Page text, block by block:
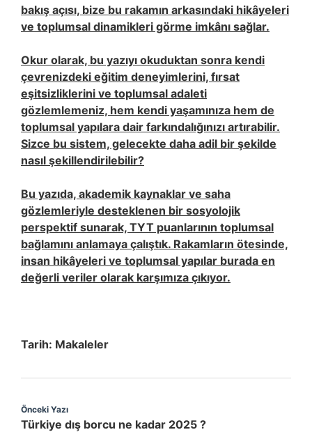
bakış açısı, bize bu rakamın arkasındaki hikâyeleri
ve toplumsal dinamikleri görme imkânı sağlar.
Okur olarak, bu yazıyı okuduktan sonra kendi
çevrenizdeki eğitim deneyimlerini, fırsat
eşitsizliklerini ve toplumsal adaleti
gözlemlemeniz, hem kendi yaşamınıza hem de
toplumsal yapılara dair farkındalığınızı artırabilir.
Sizce bu sistem, gelecekte daha adil bir şekilde
nasıl şekillendirilebilir?
Bu yazıda, akademik kaynaklar ve saha
gözlemleriyle desteklenen bir sosyolojik
perspektif sunarak, TYT puanlarının toplumsal
bağlamını anlamaya çalıştık. Rakamların ötesinde,
insan hikâyeleri ve toplumsal yapılar burada en
değerli veriler olarak karşımıza çıkıyor.
Tarih: Makaleler
Önceki Yazı
Türkiye dış borcu ne kadar 2025 ?